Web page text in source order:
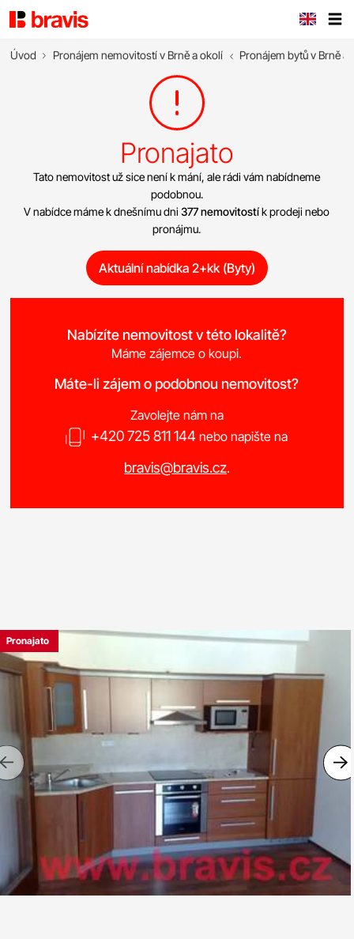
Úvod Pronájem nemovitostí v Brně a okolí Pronájem bytů v Brně a
Pronajato
Tato nemovitost už sice není k mání, ale rádi vám nabídneme
podobnou.
V nabídce máme k dnešnímu dni377 nemovitostík prodeji nebo
pronájmu.
Aktuální nabídka 2+kk (Byty)
Nabízíte nemovitost v této lokalitě?
Máme zájemce o koupi.
Máte-li zájem o podobnou nemovitost?
Zavolejte nám na
+420 725 811 144 nebo napište na
bravis@bravis.cz.
Previous
Pronajato